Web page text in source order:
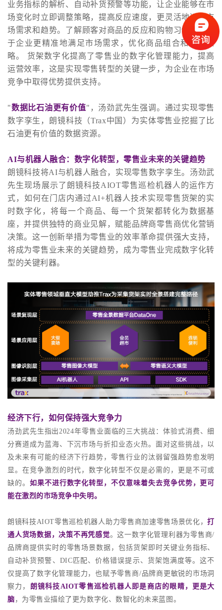
业务指标的解析、自动补货预警等功能，让企业能够在市
场变化时立即调整策略，提高反应速度，更灵活地适应市
场需求和趋势。了解顾客对商品的反应和购物习惯，有助
于企业更精准地满足市场需求，优化商品组合和促销策
略。 货架数字化提高了零售业的数字化管理能力，提高
运营效率，这是实现零售转型的关键一步，为企业在市场
竞争中取得优势提供支持。
"数据比石油更有价值"，汤劲武先生强调。通过实现零售
数字孪生，朗镜科技（Trax中国）为实体零售业挖掘了比
石油更有价值的数据资源。
AI与机器人融合：数字化转型，零售业未来的关键趋势
朗镜科技将AI与机器人融合，实现零售数字孪生。汤劲武
先生现场展示了朗镜科技AIOT零售巡检机器人的运作方
式，如何在门店内通过AI+机器人技术实现零售货架的实
时数字化，将每一个商品、每一个货架都转化为数据基
座，并提供独特的商业见解，赋能品牌商零售商优化营销
决策。这一创新举措为零售业的效率革命提供强大支持，
将成为零售业未来的关键趋势，成为零售业完成数字化转
型的关键利器。
经济下行，如何保持强大竞争力
汤劲武先生指出2024年零售业面临的三大挑战：体验式消费、细
分赛道成为蓝海、下沉市场与折扣业态火热。面对这些挑战，以
及未来有可能的经济下行趋势，零售行业的汰弱留强趋势愈发明
显。在竞争激烈的时代，数字化转型不仅是必需的，更是不可或
缺的。 如果不进行数字化转型，不仅意味着失去竞争优势，更可
能在激烈的市场竞争中失明。
朗镜科技AIOT零售巡检机器人助力零售商加速零售场景优化，打
通人货场数据，决策不再凭感觉。这一数字化管理利器为零售商/
品牌商提供实时的零售场景数据，包括货架即时关键业务指标、
自动补货预警、DIC匹配、价格错误提示、货架饱满度等。这不
仅提高了数字化管理能力，也赋予零售商/品牌商更敏锐的市场洞
察力，
朗镜科技AIOT零售巡检机器人即是商店的眼睛，更是大
脑 ，为零售业描绘了更为数字化、数智化的未来蓝图。